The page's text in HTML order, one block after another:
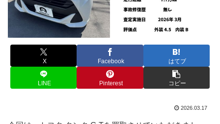
X Facebook はてブ
LINE Pinterest コピー
2026.03.17